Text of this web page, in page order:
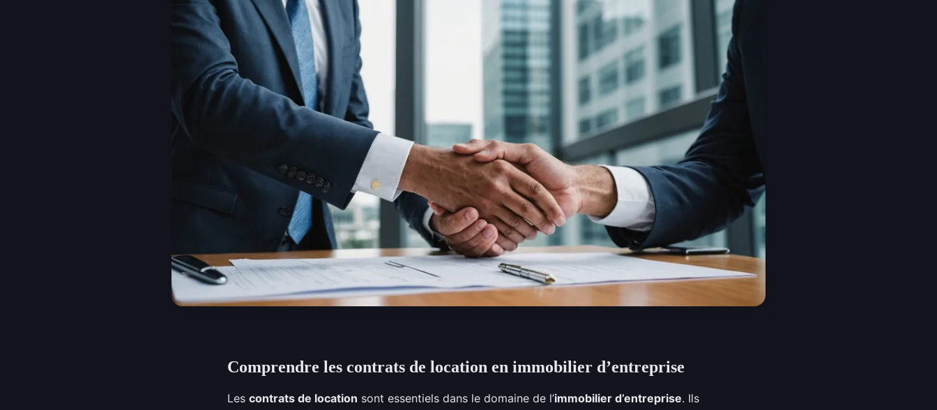
Comprendre les contrats de location en immobilier d’entreprise
Les contrats de location sont essentiels dans le domaine de l’immobilier d’entreprise. Ils